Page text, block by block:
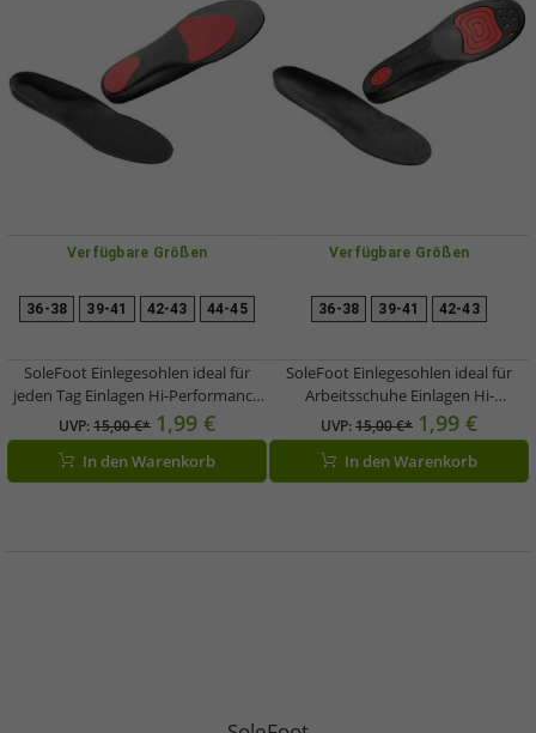
Verfügbare Größen
36-38 39-41 42-43 44-45
SoleFoot Einlegesohlen ideal für
jeden Tag Einlagen Hi-Performance
Schuheinlage Comfort Black Deluxe
Edition Schwarz/Rot
UVP:15,00 €* 1,99 €
In den Warenkorb
Verfügbare Größen
36-38 39-41 42-43
SoleFoot Einlegesohlen ideal für
Arbeitsschuhe Einlagen Hi-
Performance Schuheinlage Work
Black Deluxe Edition Schwarz/Rot
UVP:15,00 €* 1,99 €
In den Warenkorb